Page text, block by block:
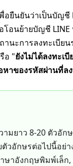
อยืนยันว่าเป็นบัญชี
อนย้ายบัญชี
นะการลงทะเบีย
อ "ยังไม่ได้ลงทะเบี
าของรหัสผ่านที่ล
มยาว 8-20 ตัวอั
ตัวอักษรต่อไปนี้อย่
ษาอังกฤษพิมพ์เล็